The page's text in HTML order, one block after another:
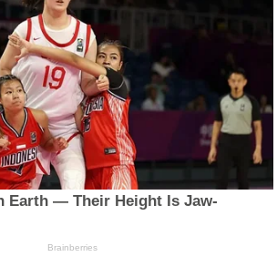
Earth — Their Height Is Jaw-
Brainberries